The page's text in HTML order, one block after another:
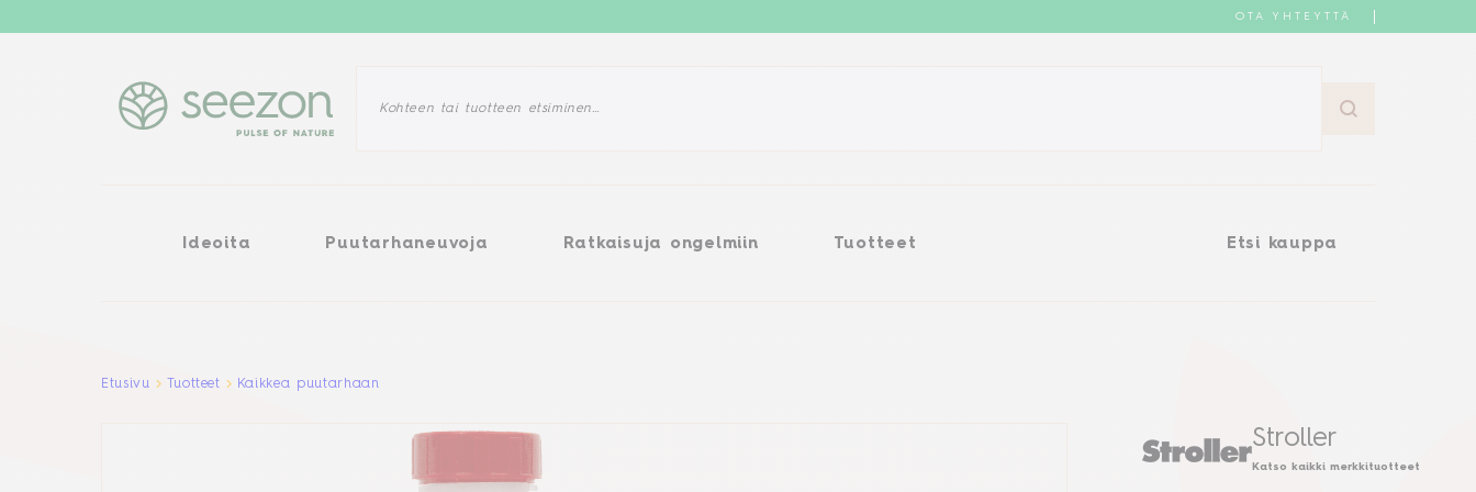
OTA YHTEYTTÄ
Ideoita Puutarhaneuvoja Ratkaisuja ongelmiin Tuotteet Etsi kauppa
IdeoitaPuutarhaneuvojaRatkaisuja ongelmiinTuotteet Etsi kauppa
Etusivu Tuotteet Kaikkea puutarhaan
Stroller
Katso kaikki merkkituotteet